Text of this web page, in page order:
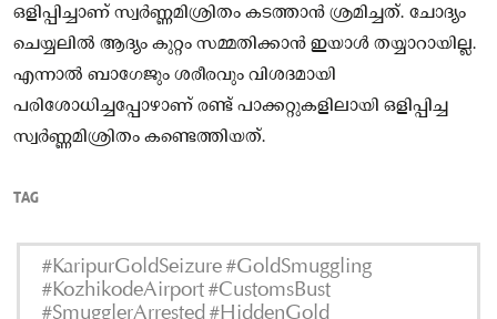
ഒളിപ്പിച്ചാണ് സ്വർണ്ണമിശ്രിതം കടത്താൻ ശ്രമിച്ചത്. ചോദ്യം
ചെയ്യലിൽ ആദ്യം കുറ്റം സമ്മതിക്കാൻ ഇയാൾ തയ്യാറായില്ല.
എന്നാൽ ബാഗേജും ശരീരവും വിശദമായി
പരിശോധിച്ചപ്പോഴാണ് രണ്ട് പാക്കറ്റുകളിലായി ഒളിപ്പിച്ച
സ്വർണ്ണമിശ്രിതം കണ്ടെത്തിയത്.
TAG
#KaripurGoldSeizure #GoldSmuggling
#KozhikodeAirport #CustomsBust